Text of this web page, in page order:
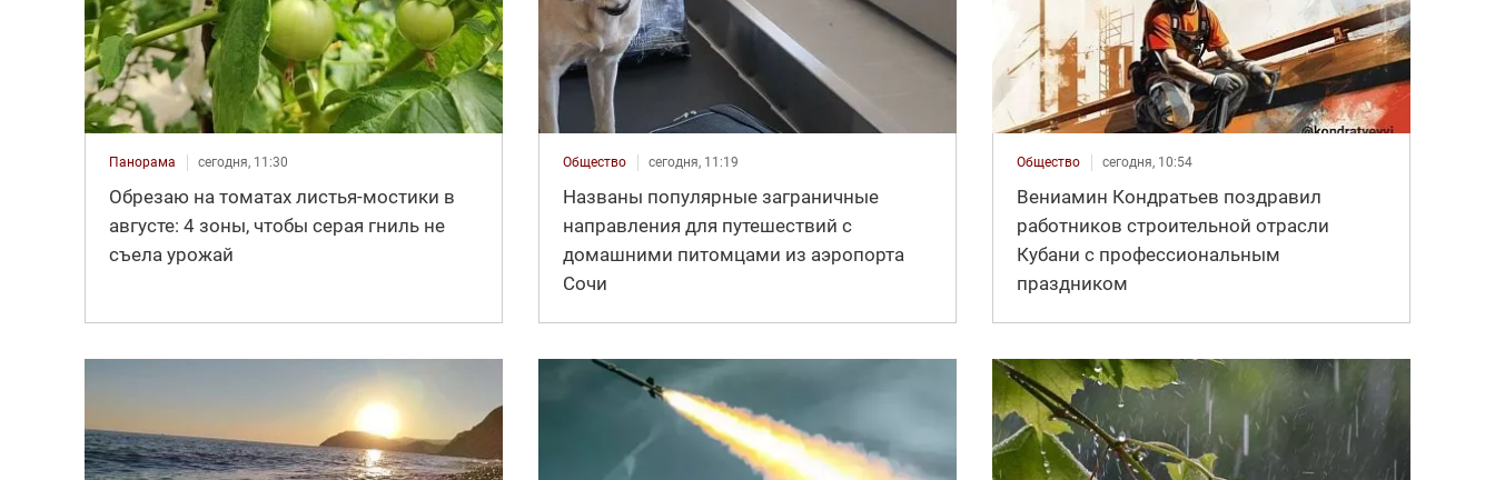
Панорама сегодня, 11:30
Обрезаю на томатах листья-мостики в
августе: 4 зоны, чтобы серая гниль не
съела урожай
Общество сегодня, 11:19
Названы популярные заграничные
направления для путешествий с
домашними питомцами из аэропорта
Сочи
Общество сегодня, 10:54
Вениамин Кондратьев поздравил
работников строительной отрасли
Кубани с профессиональным
праздником